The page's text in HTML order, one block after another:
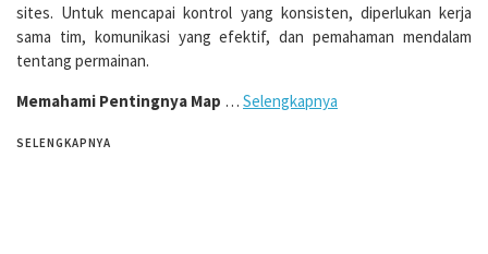
sites. Untuk mencapai kontrol yang konsisten, diperlukan kerja
sama tim, komunikasi yang efektif, dan pemahaman mendalam
tentang permainan.
Memahami Pentingnya Map … Selengkapnya
SELENGKAPNYA